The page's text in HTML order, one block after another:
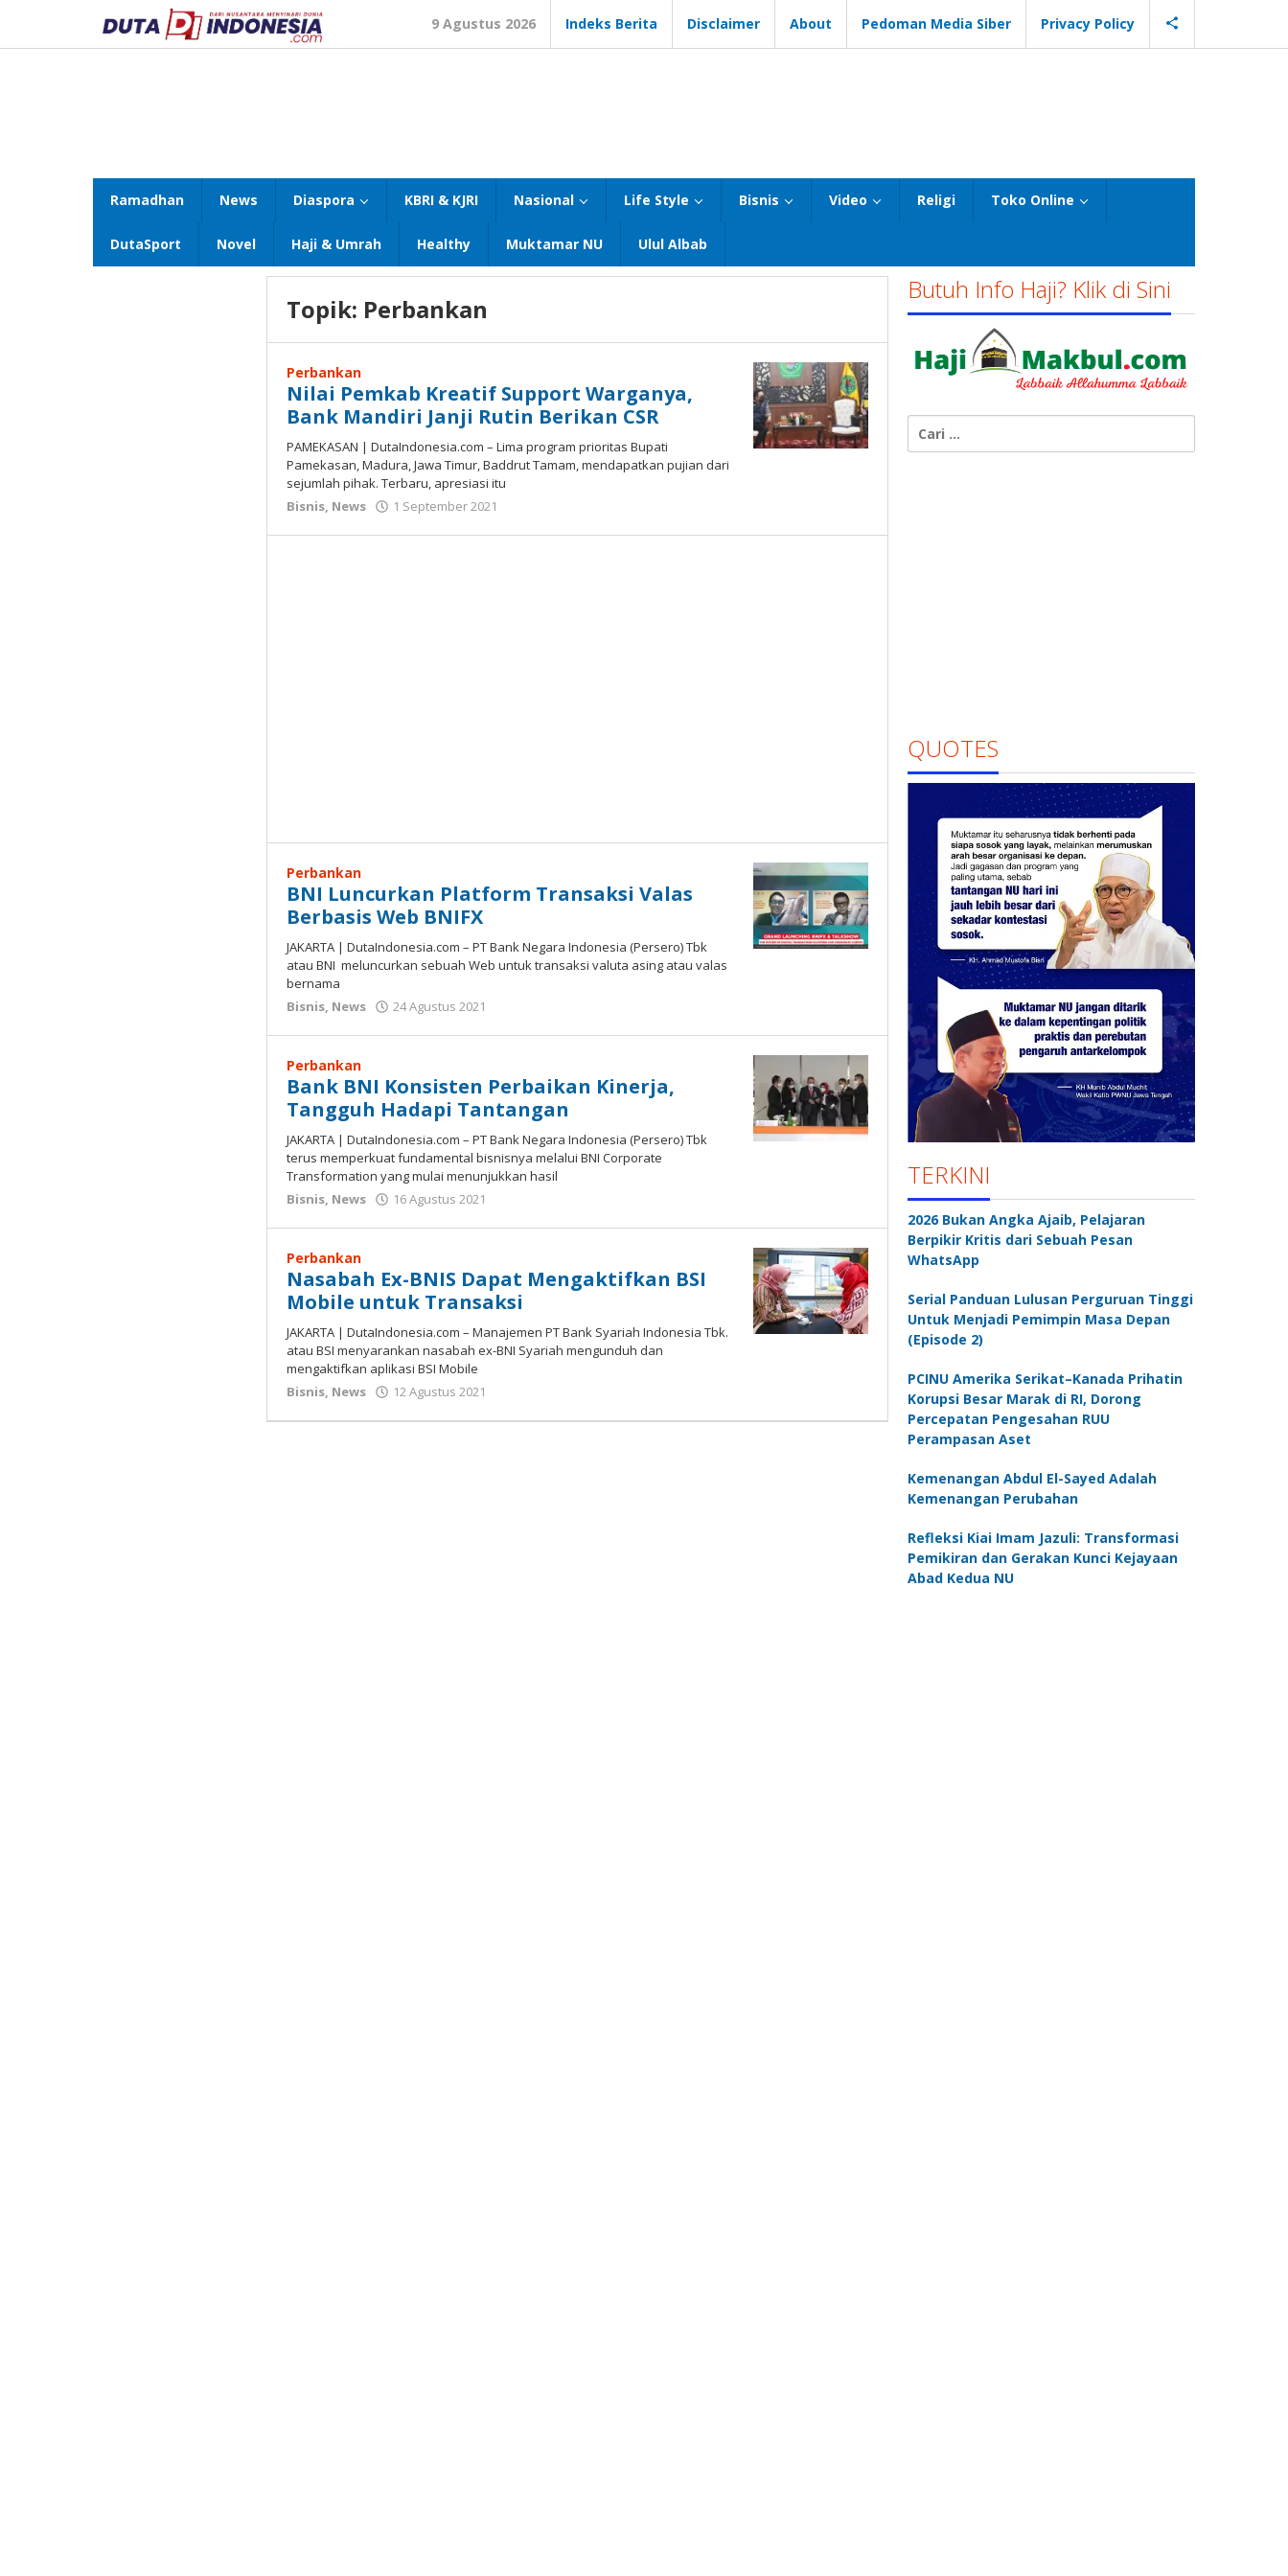
konten
9 Agustus 2026 Indeks Berita Disclaimer About Pedoman Media Siber Privacy Policy
Ramadhan News Diaspora KBRI & KJRI Nasional Life Style Bisnis Video Religi Toko Online
DutaSport Novel Haji & Umrah Healthy Muktamar NU Ulul Albab
Topik: Perbankan
Perbankan
Nilai Pemkab Kreatif Support Warganya,
Bank Mandiri Janji Rutin Berikan CSR
PAMEKASAN | DutaIndonesia.com – Lima program prioritas Bupati
Pamekasan, Madura, Jawa Timur, Baddrut Tamam, mendapatkan pujian dari
sejumlah pihak. Terbaru, apresiasi itu
Bisnis, News 1 September 2021
Niswah
Perbankan
BNI Luncurkan Platform Transaksi Valas
Berbasis Web BNIFX
JAKARTA | DutaIndonesia.com – PT Bank Negara Indonesia (Persero) Tbk
atau BNI meluncurkan sebuah Web untuk transaksi valuta asing atau valas
bernama
Bisnis, News 24 Agustus 2021
Niswah
Perbankan
Bank BNI Konsisten Perbaikan Kinerja,
Tangguh Hadapi Tantangan
JAKARTA | DutaIndonesia.com – PT Bank Negara Indonesia (Persero) Tbk
terus memperkuat fundamental bisnisnya melalui BNI Corporate
Transformation yang mulai menunjukkan hasil
Bisnis, News 16 Agustus 2021
Niswah
Perbankan
Nasabah Ex-BNIS Dapat Mengaktifkan BSI
Mobile untuk Transaksi
JAKARTA | DutaIndonesia.com – Manajemen PT Bank Syariah Indonesia Tbk.
atau BSI menyarankan nasabah ex-BNI Syariah mengunduh dan
mengaktifkan aplikasi BSI Mobile
Bisnis, News 12 Agustus 2021
Susanto
Butuh Info Haji? Klik di Sini
untuk:
QUOTES
TERKINI
2026 Bukan Angka Ajaib, Pelajaran
Berpikir Kritis dari Sebuah Pesan
WhatsApp
Serial Panduan Lulusan Perguruan Tinggi
Untuk Menjadi Pemimpin Masa Depan
(Episode 2)
PCINU Amerika Serikat–Kanada Prihatin
Korupsi Besar Marak di RI, Dorong
Percepatan Pengesahan RUU
Perampasan Aset
Kemenangan Abdul El-Sayed Adalah
Kemenangan Perubahan
Refleksi Kiai Imam Jazuli: Transformasi
Pemikiran dan Gerakan Kunci Kejayaan
Abad Kedua NU